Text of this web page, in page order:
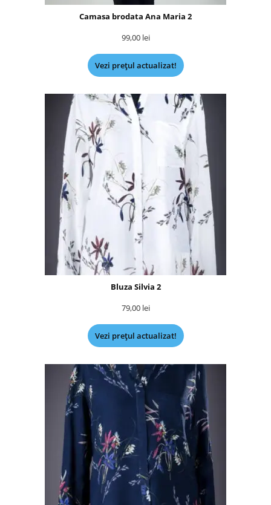
Camasa brodata Ana Maria 2
99,00 lei
Vezi prețul actualizat!
Bluza Silvia 2
79,00 lei
Vezi prețul actualizat!